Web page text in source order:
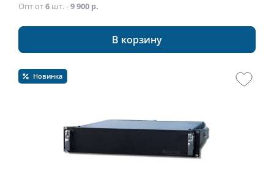
Опт от6 шт. -9 900 р.
В корзину
Новинка